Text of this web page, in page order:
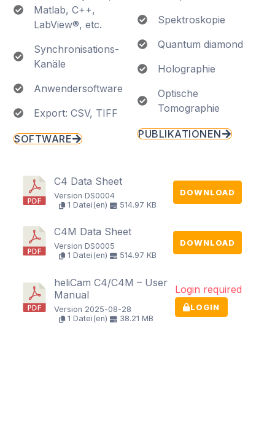
Matlab, C++,
LabView®, etc.
Synchronisations-
Kanäle
Anwendersoftware
Export: CSV, TIFF
SOFTWARE
Spektroskopie
Quantum diamond
Holographie
Optische
Tomographie
PUBLIKATIONEN
C4 Data Sheet
Version DS0004
1 Datei(en)
514.97 KB
DOWNLOAD
C4M Data Sheet
Version DS0005
1 Datei(en)
514.97 KB
DOWNLOAD
heliCam C4/C4M – User
Manual
Version 2025-08-28
1 Datei(en)
38.21 MB
Login required
LOGIN